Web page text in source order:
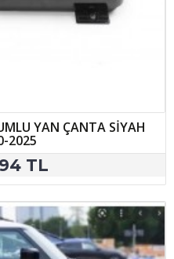
YAN ÇANTA SİYAH
2025
TL